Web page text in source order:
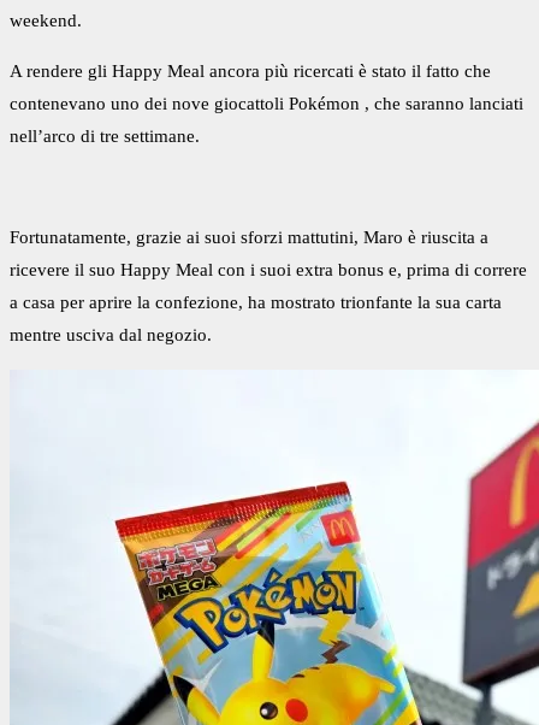
weekend.
A rendere gli Happy Meal ancora più ricercati è stato il fatto che
contenevano uno dei nove giocattoli Pokémon , che saranno lanciati
nell’arco di tre settimane.
Fortunatamente, grazie ai suoi sforzi mattutini, Maro è riuscita a
ricevere il suo Happy Meal con i suoi extra bonus e, prima di correre
a casa per aprire la confezione, ha mostrato trionfante la sua carta
mentre usciva dal negozio.